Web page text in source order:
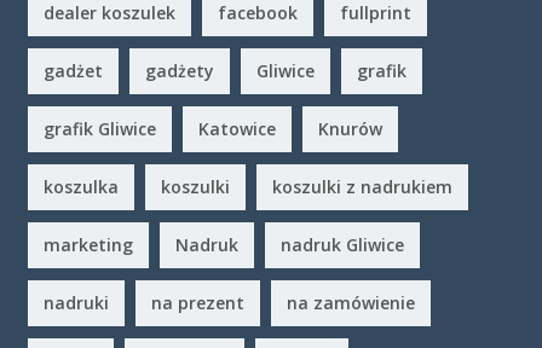
dealer koszulek facebook fullprint
gadżet gadżety Gliwice grafik
grafik Gliwice Katowice Knurów
koszulka koszulki koszulki z nadrukiem
marketing Nadruk nadruk Gliwice
nadruki na prezent na zamówienie